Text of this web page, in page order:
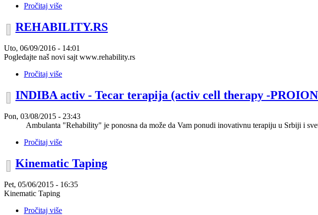
Pročitaj više
REHABILITY.RS
Uto, 06/09/2016 - 14:01
Pogledajte naš novi sajt www.rehability.rs
Pročitaj više
INDIBA activ - Tecar terapija (activ cell therapy -
Pon, 03/08/2015 - 23:43
Ambulanta "Rehability" je ponosna da može da Vam ponudi inovativnu terapiju u Srbiji i
Pročitaj više
Kinematic Taping
Pet, 05/06/2015 - 16:35
Kinematic Taping
Pročitaj više